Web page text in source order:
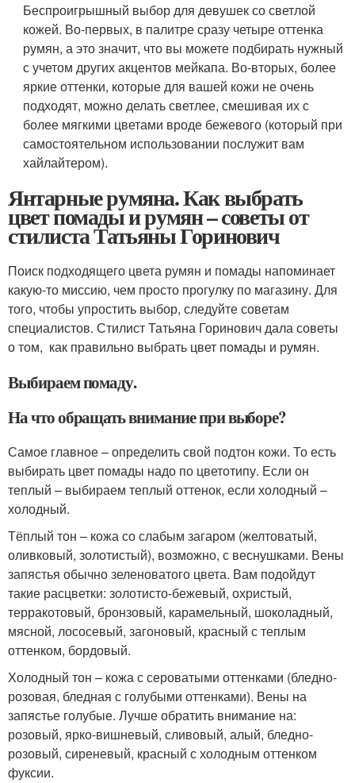
Беспроигрышный выбор для девушек со светлой
кожей. Во-первых, в палитре сразу четыре оттенка
румян, а это значит, что вы можете подбирать нужный
с учетом других акцентов мейкапа. Во-вторых, более
яркие оттенки, которые для вашей кожи не очень
подходят, можно делать светлее, смешивая их с
более мягкими цветами вроде бежевого (который при
самостоятельном использовании послужит вам
хайлайтером).
Янтарные румяна. Как выбрать
цвет помады и румян – советы от
стилиста Татьяны Горинович
Поиск подходящего цвета румян и помады напоминает
какую-то миссию, чем просто прогулку по магазину. Для
того, чтобы упростить выбор, следуйте советам
специалистов. Стилист Татьяна Горинович дала советы
о том, как правильно выбрать цвет помады и румян.
Выбираем помаду.
На что обращать внимание при выборе?
Самое главное – определить свой подтон кожи. То есть
выбирать цвет помады надо по цветотипу. Если он
теплый – выбираем теплый оттенок, если холодный –
холодный.
Тёплый тон – кожа со слабым загаром (желтоватый,
оливковый, золотистый), возможно, с веснушками. Вены
запястья обычно зеленоватого цвета. Вам подойдут
такие расцветки: золотисто-бежевый, охристый,
терракотовый, бронзовый, карамельный, шоколадный,
мясной, лососевый, загоновый, красный с теплым
оттенком, бордовый.
Холодный тон – кожа с сероватыми оттенками (бледно-
розовая, бледная с голубыми оттенками). Вены на
запястье голубые. Лучше обратить внимание на:
розовый, ярко-вишневый, сливовый, алый, бледно-
розовый, сиреневый, красный с холодным оттенком
фуксии.